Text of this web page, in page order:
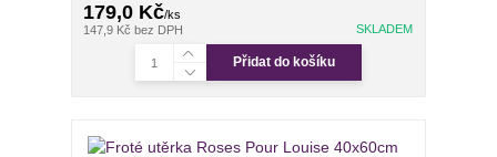
179,0 Kč/ks
147,9 Kč bez DPH SKLADEM
Přidat do košíku